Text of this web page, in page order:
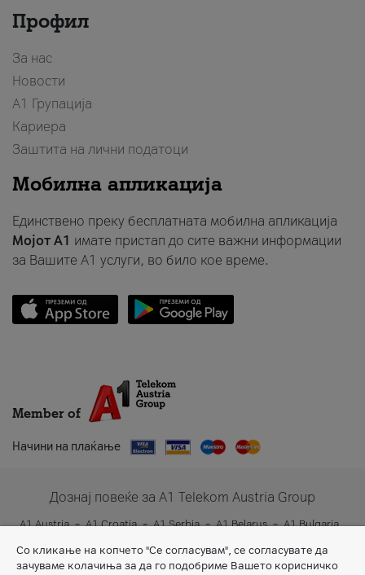
Профил
За нас
Новости
А1 Групација
Кариера
Заштита на лични податоци
Мобилна апликација
Единствено преку бесплатната мобилна апликација
Мојот A1 имате пристап до сите важни информации
за Вашите A1 услуги, во било кое време.
Member of
Начини на плаќање
Дознај повеќе за A1 Telekom Austria Group
A1 Austria A1 Croatia A1 Serbia A1 Belarus
A1 Bulgaria
A1 Slovenia
A1 Digital
Со кликање на копчето "Се согласувам", се согласувате да
зачуваме колачиња за да го подобриме Вашето корисничко